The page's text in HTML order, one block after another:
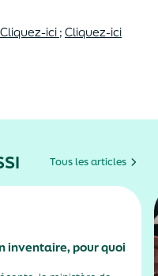
Cliquez-ici ; Cliquez-ici
Tous les articles
inventaire, pour quoi